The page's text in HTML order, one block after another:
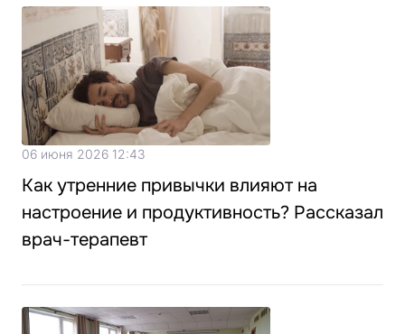
06 июня 2026 12:43
Как утренние привычки влияют на
настроение и продуктивность? Рассказал
врач-терапевт